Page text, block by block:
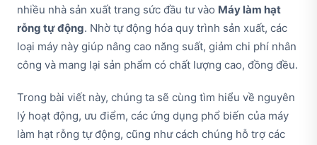
nhiều nhà sản xuất trang sức đầu tư vào Máy làm hạt
rỗng tự động. Nhờ tự động hóa quy trình sản xuất, các
loại máy này giúp nâng cao năng suất, giảm chi phí nhân
công và mang lại sản phẩm có chất lượng cao, đồng đều.
Trong bài viết này, chúng ta sẽ cùng tìm hiểu về nguyên
lý hoạt động, ưu điểm, các ứng dụng phổ biến của máy
làm hạt rỗng tự động, cũng như cách chúng hỗ trợ các